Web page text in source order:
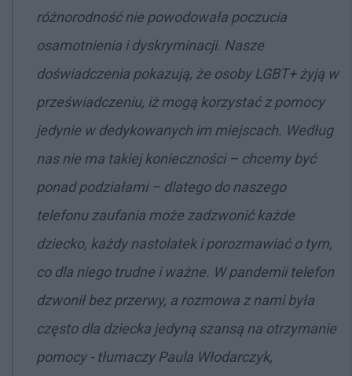
różnorodność nie powodowała poczucia
osamotnienia i dyskryminacji. Nasze
doświadczenia pokazują, że osoby LGBT+ żyją w
przeświadczeniu, iż mogą korzystać z pomocy
jedynie w dedykowanych im miejscach. Według
nas nie ma takiej konieczności – chcemy być
ponad podziałami – dlatego do naszego
telefonu zaufania może zadzwonić każde
dziecko, każdy nastolatek i porozmawiać o tym,
co dla niego trudne i ważne. W pandemii telefon
dzwonił bez przerwy, a rozmowa z nami była
często dla dziecka jedyną szansą na otrzymanie
pomocy - tłumaczy Paula Włodarczyk,